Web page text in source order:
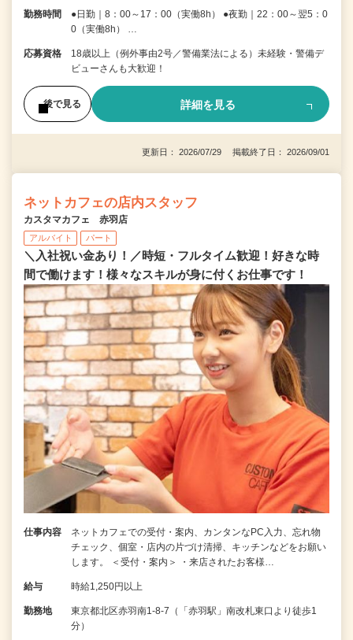
勤務時間
●日勤｜8：00～17：00（実働8h） ●夜勤｜22：00～翌5：0
0（実働8h） …
応募資格
18歳以上（例外事由2号／警備業法による）未経験・警備デ
ビューさんも大歓迎！
後で見る 詳細を見る
更新日： 2026/07/29 掲載終了日： 2026/09/01
ネットカフェの店内スタッフ
カスタマカフェ 赤羽店
アルバイト パート
＼入社祝い金あり！／時短・フルタイム歓迎！好きな時
間で働けます！様々なスキルが身に付くお仕事です！
仕事内容
ネットカフェでの受付・案内、カンタンなPC入力、忘れ物
チェック、個室・店内の片づけ清掃、キッチンなどをお願い
します。 ＜受付・案内＞ ・来店されたお客様…
給与 時給1,250円以上
勤務地
東京都北区赤羽南1-8-7（「赤羽駅」南改札東口より徒歩1
分）